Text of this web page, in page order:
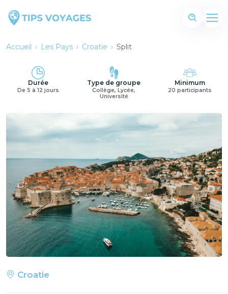
Accueil › Les Pays › Croatie › Split
Durée
De 5 à 12 jours
Type de groupe
Collège, Lycée,
Université
Minimum
20 participants
Croatie